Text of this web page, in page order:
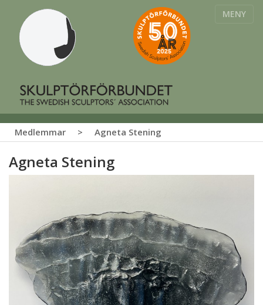
MENY
Medlemmar > Agneta Stening
Agneta Stening